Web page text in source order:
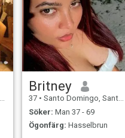
Britney
37 • Santo Domingo, Santo Domingo, Dominikanska Rep.
Söker: Man 37 - 69
Ögonfärg: Hasselbrun